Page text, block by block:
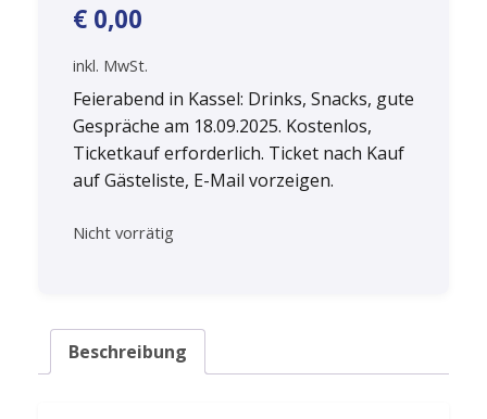
€ 0,00
inkl. MwSt.
Feierabend in Kassel: Drinks, Snacks, gute
Gespräche am 18.09.2025. Kostenlos,
Ticketkauf erforderlich. Ticket nach Kauf
auf Gästeliste, E-Mail vorzeigen.
Nicht vorrätig
Beschreibung